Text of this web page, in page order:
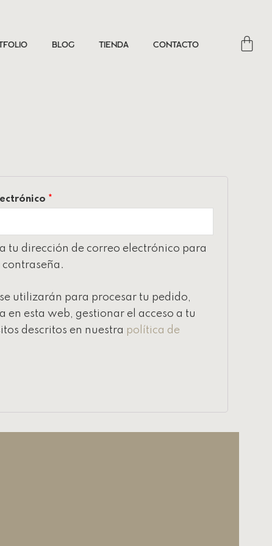
Blog Tienda Contacto
*
tu dirección de correo electrónico para
se utilizarán para procesar tu pedido,
en esta web, gestionar el acceso a tu
descritos en nuestra política de